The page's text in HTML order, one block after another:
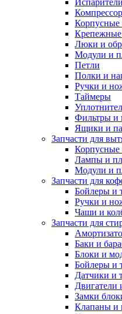
Корпусные
Люки и
Модули и
Петли
Полки и
Ручки и
Таймеры
Фильтры и
Ящики и
Запчасти для
Корпусные
Лампы и
Модули и
Запчасти для
Бойлеры и
Ручки и
Чаши и
Запчасти для
Баки и
Блоки и
Бойлеры и
Датчики и
Двигатели
Замки
Клапаны и